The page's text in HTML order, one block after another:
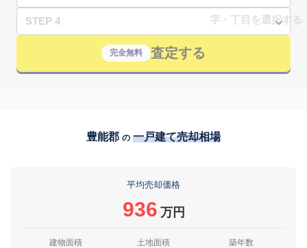
STEP 4
完全無料 査定する
豊能郡 の 一戸建て売却相場
平均売却価格
936 万円
建物面積 土地面積 築年数